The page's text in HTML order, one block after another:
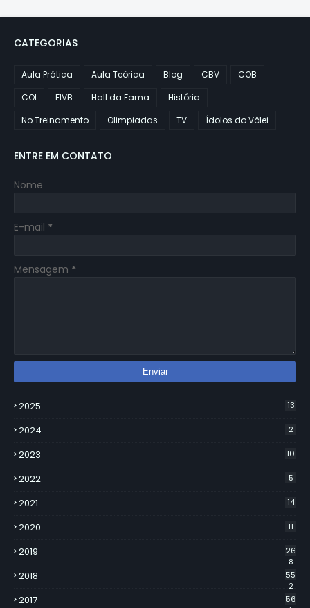
CATEGORIAS
Aula Prática Aula Teórica Blog CBV
COB
COI
FIVB Hall da Fama
História
No Treinamento
Olimpiadas TV Ídolos do Vôlei
ENTRE EM CONTATO
Nome
E-mail *
Mensagem *
2025 13
2024 2
2023 10
2022 5
2021 14
2020 11
2019
26
8
2018
55
2
2017
56